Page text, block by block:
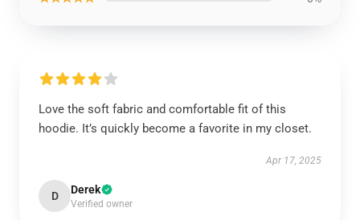
Love the soft fabric and comfortable fit of this
hoodie. It’s quickly become a favorite in my closet.
Apr 17, 2025
D Derek
Verified owner